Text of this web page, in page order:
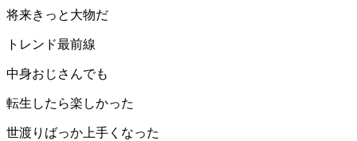
将来きっと大物だ
トレンド最前線
中身おじさんでも
転生したら楽しかった
世渡りばっか上手くなった